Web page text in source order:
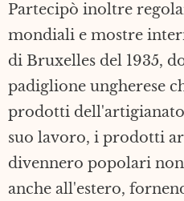
Partecipò inoltre
mondiali e mostre
di Bruxelles del 1935,
padiglione ungherese
prodotti dell'artigianato
suo lavoro, i prodotti
divennero popolari
anche all'estero,